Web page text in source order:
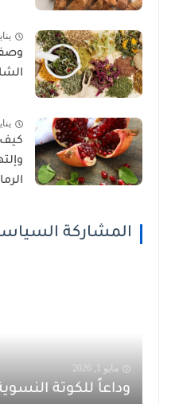
يناير 29,
يناير 28,
كيف
المشاركة
مايو 1, 2026
وداعاً للكوتة